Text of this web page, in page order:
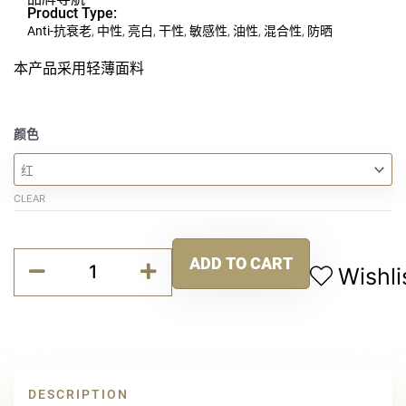
Product Type:
Anti-抗衰老, 中性, 亮白, 干性, 敏感性, 油性, 混合性, 防晒
本产品采用轻薄面料
颜色
CLEAR
巧
美
帽
quantity
ADD TO CART
DESCRIPTION